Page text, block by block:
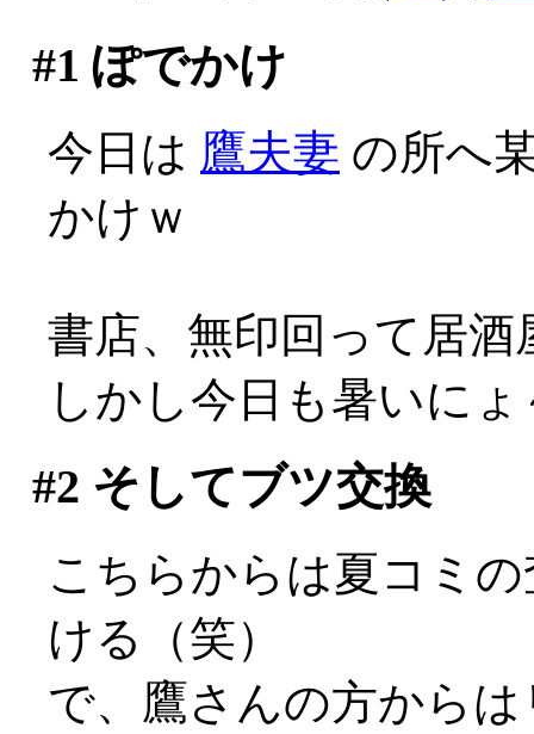
#1 ぽでかけ
今日は 鷹夫妻 の所へ
かけｗ
書店、無印回って居
しかし今日も暑いに
#2 そしてブツ交換
こちらからは夏コミ
ける（笑）
で、鷹さんの方から